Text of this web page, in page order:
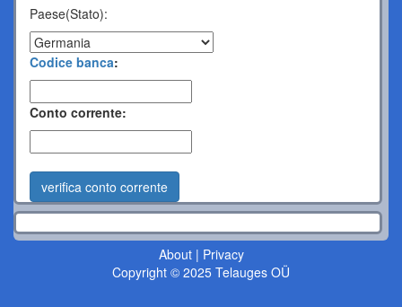
Paese(Stato):
Codice banca:
Conto corrente:
verifica conto corrente
About| Privacy
Copyright © 2025 Telauges OÜ